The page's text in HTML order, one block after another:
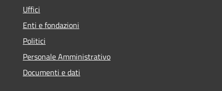
Uffici
Enti e fondazioni
Politici
Personale Amministrativo
Documenti e dati